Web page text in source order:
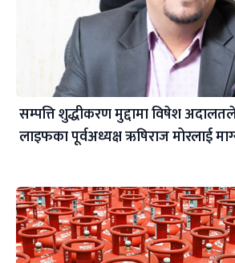
सम्पत्ति शुद्धीकरण मुद्दामा विषेश अदालतले
लाइफका पूर्वअध्यक्ष ऋषिराज मोरलाई